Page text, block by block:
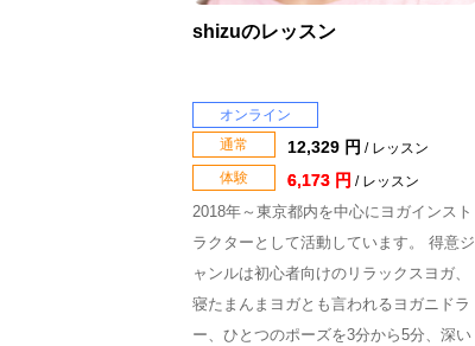
shizuのレッスン
オンライン
通常
12,329 円 / レッスン
体験
6,173 円 / レッスン
2018年～東京都内を中心にヨガインスト
ラクターとして活動しています。 得意ジ
ャンルは初心者向けのリラックスヨガ、
寝たまんまヨガとも言われるヨガニドラ
ー、ひとつのポーズを3分から5分、深い